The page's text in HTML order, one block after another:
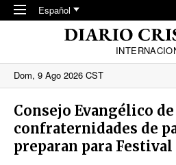
Skip to main content
Español
Dom, 9 Ago 2026 CST
Consejo Evangélico
confraternidades de
preparan para